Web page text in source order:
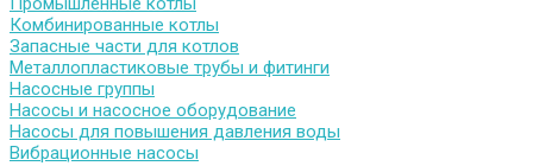
Комбинированные котлы
Запасные части для котлов
Металлопластиковые трубы и фитинги
Насосные группы
Насосы и насосное оборудование
Насосы для повышения давления воды
Вибрационные насосы